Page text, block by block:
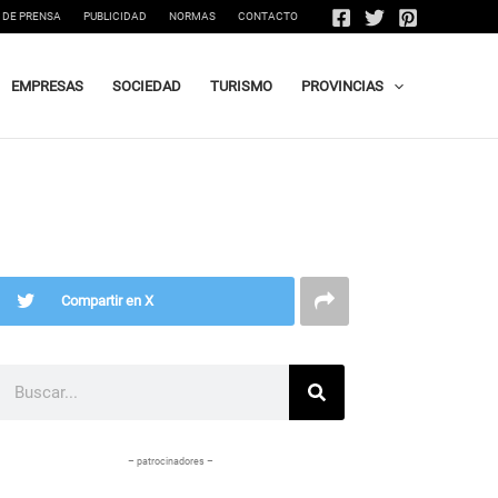
PRENSA PUBLICIDAD NORMAS CONTACTO
EMPRESAS SOCIEDAD TURISMO PROVINCIAS
Compartir en X
– patrocinadores –